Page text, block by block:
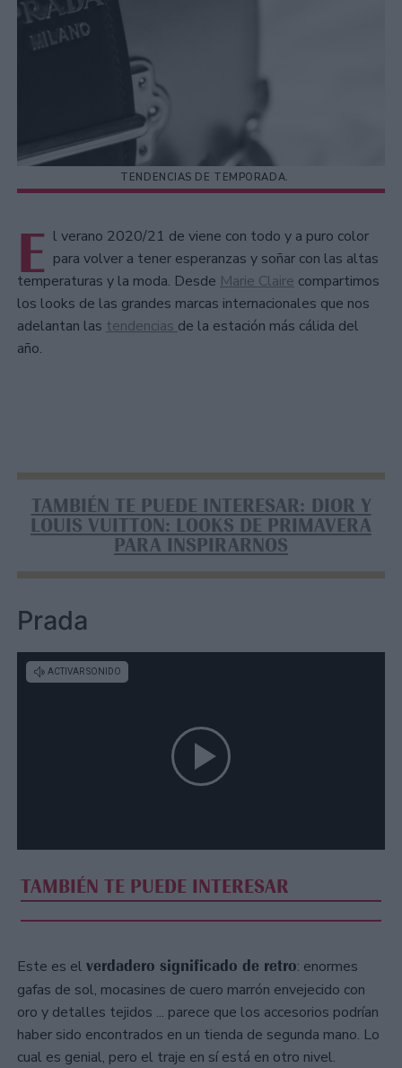
TENDENCIAS DE TEMPORADA.
E l verano 2020/21 de viene con todo y a puro color
para volver a tener esperanzas y soñar con las altas
temperaturas y la moda. Desde Marie Claire compartimos
los looks de las grandes marcas internacionales que nos
adelantan las tendencias de la estación más cálida del
año.
TAMBIÉN TE PUEDE INTERESAR: DIOR Y
LOUIS VUITTON: LOOKS DE PRIMAVERA
PARA INSPIRARNOS
Prada
TAMBIÉN TE PUEDE INTERESAR
Este es el verdadero significado de retro: enormes
gafas de sol, mocasines de cuero marrón envejecido con
oro y detalles tejidos ... parece que los accesorios podrían
haber sido encontrados en un tienda de segunda mano. Lo
cual es genial, pero el traje en sí está en otro nivel.